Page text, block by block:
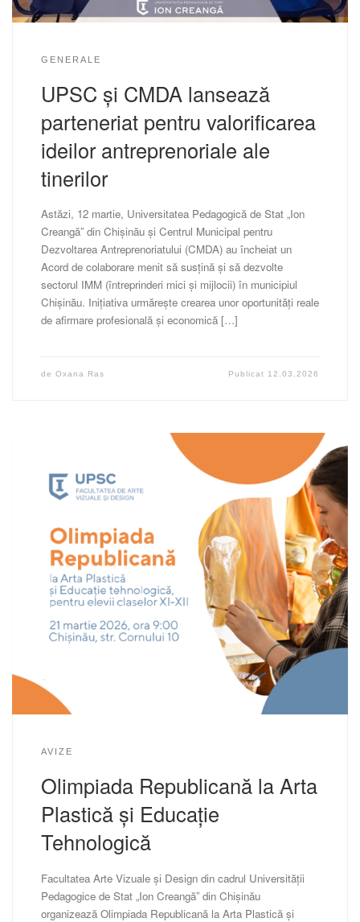
GENERALE
UPSC și CMDA lansează
parteneriat pentru valorificarea
ideilor antreprenoriale ale
tinerilor
Astăzi, 12 martie, Universitatea Pedagogică de Stat „Ion
Creangă” din Chișinău și Centrul Municipal pentru
Dezvoltarea Antreprenoriatului (CMDA) au încheiat un
Acord de colaborare menit să susțină și să dezvolte
sectorul IMM (întreprinderi mici și mijlocii) în municipiul
Chișinău. Inițiativa urmărește crearea unor oportunități reale
de afirmare profesională și economică […]
de Oxana Ras Publicat 12.03.2026
AVIZE
Olimpiada Republicană la Arta
Plastică și Educație
Tehnologică
Facultatea Arte Vizuale și Design din cadrul Universității
Pedagogice de Stat „Ion Creangă” din Chișinău
organizează Olimpiada Republicană la Arta Plastică și